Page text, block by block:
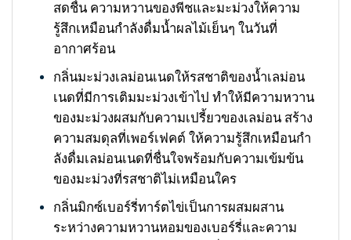
สดชื่น ความหวานของพีชและมะม่วงให้ความ
รู้สึกเหมือนกำลังดื่มน้ำผลไม้เย็นๆ ในวันที่
อากาศร้อน
กลิ่นมะม่วงเลม่อนเนดให้รสชาติของน้ำเลม่อน
เนดที่มีการเติมมะม่วงเข้าไป ทำให้มีความหวาน
ของมะม่วงผสมกับความเปรี้ยวของเลม่อน สร้าง
ความสมดุลที่เพอร์เฟคต์ ให้ความรู้สึกเหมือนกำ
ลังดื่มเลม่อนเนดที่ชื่นใจพร้อมกับความเข้มข้น
ของมะม่วงที่รสชาติไม่เหมือนใคร
กลิ่นมิกซ์เบอร์รี่ทาร์ตไข่เป็นการผสมผสาน
ระหว่างความหวานหอมของเบอร์รี่และความ